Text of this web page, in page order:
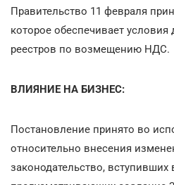
Правительство 11 февраля
которое обеспечивает
реестров по возмещению НДС.
ВЛИЯНИЕ НА БИЗНЕС:
Постановление принято во
относительно внесения
законодательство, вступивших